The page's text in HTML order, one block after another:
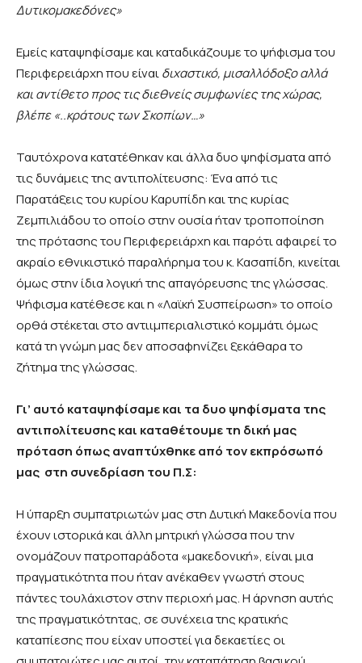
Δυτικομακεδόνες»
Εμείς καταψηφίσαμε και καταδικάζουμε το ψήφισμα του
Περιφερειάρχη που είναιδιχαστικό, μισαλλόδοξο αλλά
και αντίθετο προς τις διεθνείς συμφωνίες της χώρας,
βλέπε «..κράτους των Σκοπίων…»
Ταυτόχρονα κατατέθηκαν και άλλα δυο ψηφίσματα από
τις δυνάμεις της αντιπολίτευσης: Ένα από τις
Παρατάξεις του κυρίου Καρυπίδη και της κυρίας
Ζεμπιλιάδου το οποίο στην ουσία ήταν τροποποίηση
της πρότασης του Περιφερειάρχη και παρότι αφαιρεί το
ακραίο εθνικιστικό παραλήρημα του κ. Κασαπίδη, κινείται
όμως στην ίδια λογική της απαγόρευσης της γλώσσας.
Ψήφισμα κατέθεσε και η «Λαϊκή Συσπείρωση» το οποίο
ορθά στέκεται στο αντιιμπεριαλιστικό κομμάτι όμως
κατά τη γνώμη μας δεν αποσαφηνίζει ξεκάθαρα το
ζήτημα της γλώσσας.
Γι’ αυτό καταψηφίσαμε και τα δυο ψηφίσματα της
αντιπολίτευσης και καταθέτουμε τη δική μας
πρόταση όπως αναπτύχθηκε από τον εκπρόσωπό
μας στη συνεδρίαση του Π.Σ:
Η ύπαρξη συμπατριωτών μας στη Δυτική Μακεδονία που
έχουν ιστορικά και άλλη μητρική γλώσσα που την
ονομάζουν πατροπαράδοτα «μακεδονική», είναι μια
πραγματικότητα που ήταν ανέκαθεν γνωστή στους
πάντες τουλάχιστον στην περιοχή μας. Η άρνηση αυτής
της πραγματικότητας, σε συνέχεια της κρατικής
καταπίεσης που είχαν υποστεί για δεκαετίες οι